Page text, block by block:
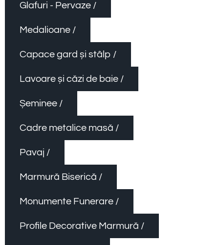
Glafuri - Pervaze /
Medalioane /
Capace gard și stâlp /
Lavoare și căzi de baie /
Șeminee /
Cadre metalice masă /
Pavaj /
Marmură Biserică /
Monumente Funerare /
Profile Decorative Marmură /